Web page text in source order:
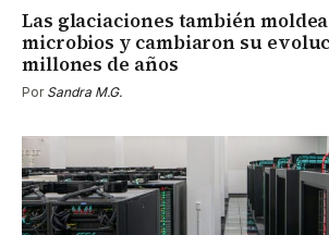
Las glaciaciones también
microbios y cambiaron su
millones de años
Por Sandra M.G.